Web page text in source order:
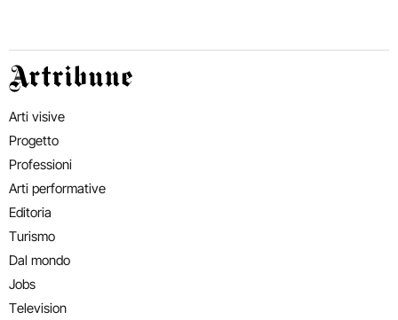
Artribune
Arti visive
Progetto
Professioni
Arti performative
Editoria
Turismo
Dal mondo
Jobs
Television